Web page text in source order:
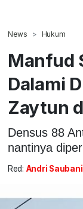
News Hukum
Manfud
Dalami
Zaytun
Densus 88
nantinya
Red: Andri Saubani